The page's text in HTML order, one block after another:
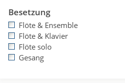
Besetzung
Flöte & Ensemble
Flöte & Klavier
Flöte solo
Gesang